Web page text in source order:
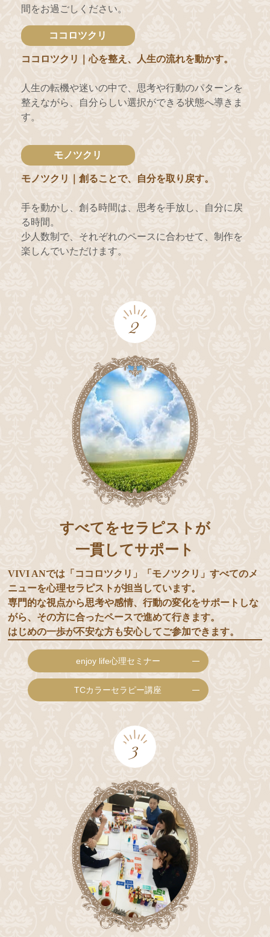
間をお過ごしください。
ココロツクリ
ココロツクリ｜心を整え、人生の流れを動かす。
人生の転機や迷いの中で、思考や行動のパターンを
整えながら、自分らしい選択ができる状態へ導きま
す。
モノツクリ
モノツクリ｜創ることで、自分を取り戻す。
手を動かし、創る時間は、思考を手放し、自分に戻
る時間。
少人数制で、それぞれのペースに合わせて、制作を
楽しんでいただけます。
2
すべてをセラピストが
一貫してサポート
VIVI ANでは「ココロツクリ」「モノツクリ」すべてのメ
ニューを心理セラピストが担当しています。
専門的な視点から思考や感情、行動の変化をサポートしな
がら、その方に合ったペースで進めて行きます。
はじめの一歩が不安な方も安心してご参加できます。
enjoy life心理セミナー
TCカラーセラピー講座
3